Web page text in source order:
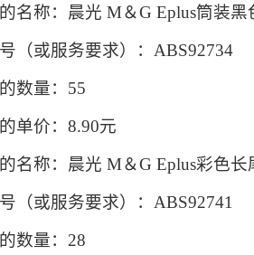
名称：晨光 M＆G Eplus筒装
（或服务要求）：ABS92734
数量：55
单价：8.90元
名称：晨光 M＆G Eplus彩色
（或服务要求）：ABS92741
数量：28